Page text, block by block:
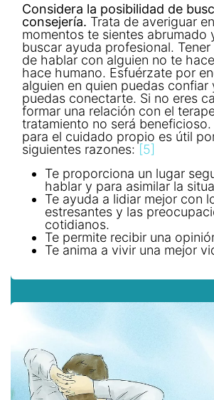
Considera la posibilidad de
consejería. Trata de averiguar
momentos te sientes abrumado
buscar ayuda profesional.
de hablar con alguien no te
hace humano. Esfuérzate por
alguien en quien puedas confiar
puedas conectarte. Si no eres
formar una relación con el
tratamiento no será beneficioso.
para el cuidado propio es útil
siguientes razones: [5]
Te proporciona un lugar
hablar y para asimilar la
Te ayuda a lidiar mejor con
estresantes y las
cotidianos.
Te permite recibir una
Te anima a vivir una mejor